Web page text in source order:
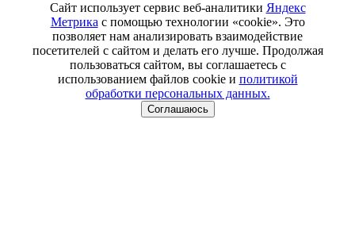
Сайт использует сервис веб-аналитики Яндекс
Метрика с помощью технологии «cookie». Это
позволяет нам анализировать взаимодействие
посетителей с сайтом и делать его лучше. Продолжая
пользоваться сайтом, вы соглашаетесь с
использованием файлов cookie и политикой
обработки персональных данных.
Соглашаюсь